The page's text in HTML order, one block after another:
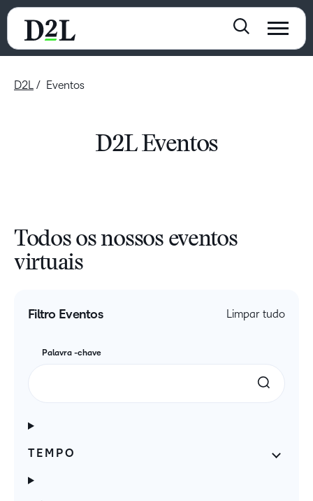
D2L Eventos
D2L Eventos
Todos os nossos eventos
virtuais
Filtro Eventos Limpar tudo
Palavra -chave
TEMPO